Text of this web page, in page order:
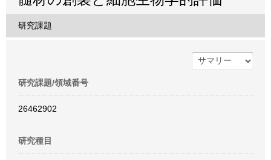
研究課題
研究課題/領域番号
26462902
研究種目